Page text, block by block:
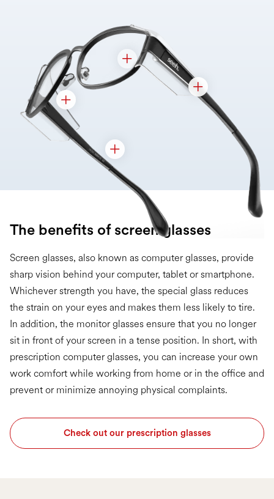
The benefits of screen glasses
Screen glasses, also known as computer glasses, provide
sharp vision behind your computer, tablet or smartphone.
Whichever strength you have, the special glass reduces
the strain on your eyes and makes them less likely to tire.
In addition, the monitor glasses ensure that you no longer
sit in front of your screen in a tense position. In short, with
prescription computer glasses, you can increase your own
work comfort while working from home or in the office and
prevent or minimize annoying physical complaints.
Check out our prescription glasses